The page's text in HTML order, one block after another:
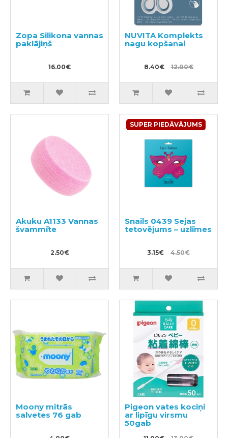
Zopa Silikona vannas
paklājiņš
16.00€
NUVITA Komplekts
nagu kopšanai
8.40€ 12.00€
Akuku A1133 Vannas
švammīte
2.50€
SUPER PIEDĀVĀJUMS
Snails 0439 Sejas
tetovējums – uzlīmes
3.15€ 4.50€
Moony mitrās
salvetes 76 gab
Pigeon vates kociņi
ar lipīgu virsmu
50gab